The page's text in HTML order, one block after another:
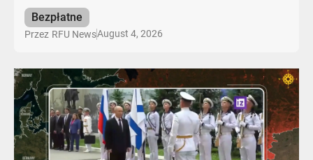
Bezpłatne
Przez RFU NewsAugust 4, 2026